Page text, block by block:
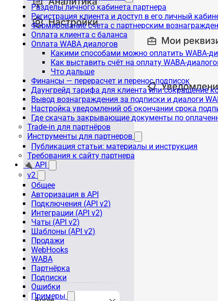
Разделы личного кабинета партнера
Регистрация клиента и доступ в его личный
Формирование счета с партнерским
Оплата клиента с баланса
Оплата WABA диалогов
Какими способами можно оплатить WABA-
Как выставить счёт на оплату WABA-
Что дальше
Финансы — перерасчет и перенос подписок
Даунгрейд тарифа для клиента или сокращение
Вывод вознаграждения за подписки и диалоги
Настройка уведомлений об окончании срока
Где скачать закрывающие документы по
Trade-in для партнёров
Инструменты для партнеров
Публикация статьи: материалы и инструкция
Требования к сайту партнера
🔌 API
v2
Общее
Авторизация в API
Подключения (API v2)
Интеграции (API v2)
Чаты (API v2)
Шаблоны (API v2)
Продажи
WebHooks
WABA
Партнёрка
Подписки
Ошибки
Примеры